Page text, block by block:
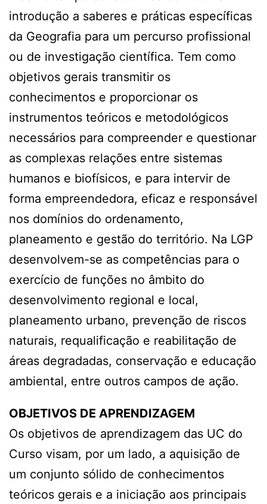
introdução a saberes e práticas específicas
da Geografia para um percurso profissional
ou de investigação científica. Tem como
objetivos gerais transmitir os
conhecimentos e proporcionar os
instrumentos teóricos e metodológicos
necessários para compreender e questionar
as complexas relações entre sistemas
humanos e biofísicos, e para intervir de
forma empreendedora, eficaz e responsável
nos domínios do ordenamento,
planeamento e gestão do território. Na LGP
desenvolvem-se as competências para o
exercício de funções no âmbito do
desenvolvimento regional e local,
planeamento urbano, prevenção de riscos
naturais, requalificação e reabilitação de
áreas degradadas, conservação e educação
ambiental, entre outros campos de ação.
OBJETIVOS DE APRENDIZAGEM
Os objetivos de aprendizagem das UC do
Curso visam, por um lado, a aquisição de
um conjunto sólido de conhecimentos
teóricos gerais e a iniciação aos principais